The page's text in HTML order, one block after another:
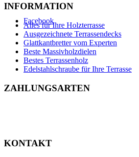
Facebook
INFORMATION
Alles für Ihre Holzterrasse
Ausgezeichnete Terrassendecks
Glattkantbretter vom Experten
Beste Massivholzdielen
Bestes Terrassenholz
Edelstahlschraube für Ihre Terrasse
ZAHLUNGSARTEN
KONTAKT